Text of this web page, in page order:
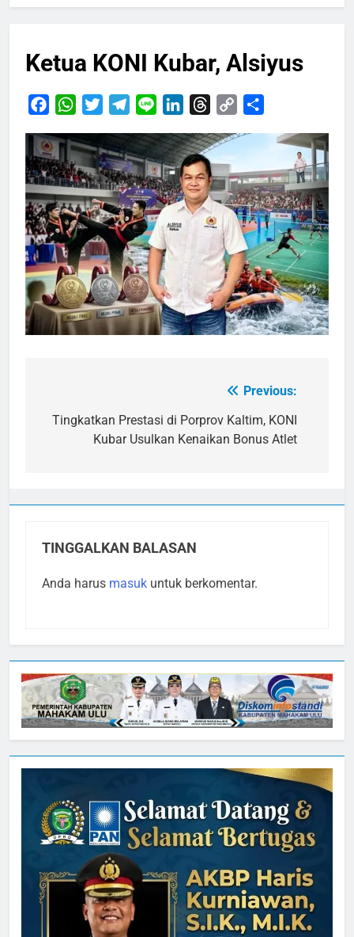
Ketua KONI Kubar, Alsiyus
FacebookWhatsApp
TwitterTelegram
Line LinkedInThreads
Copy
pos
Previous:
Tingkatkan Prestasi di Porprov Kaltim, KONI
Kubar Usulkan Kenaikan Bonus Atlet
TINGGALKAN BALASAN
Anda harus masuk untuk berkomentar.